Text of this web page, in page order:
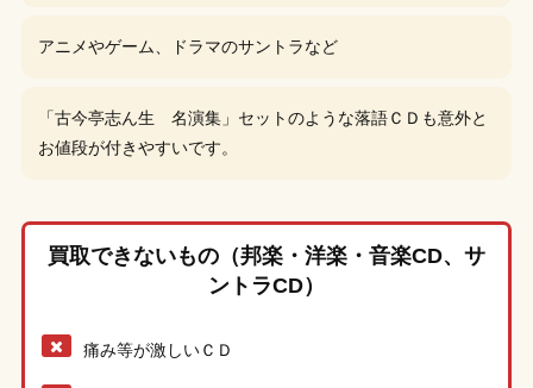
アニメやゲーム、ドラマのサントラなど
「古今亭志ん生 名演集」セットのような落語ＣＤも意外と
お値段が付きやすいです。
買取できないもの（邦楽・洋楽・音楽CD、サ
ントラCD）
痛み等が激しいＣＤ